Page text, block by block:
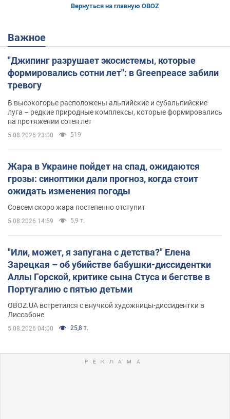
Вернуться на главную OBOZ
Важное
"Джипинг разрушает экосистемы, которые
формировались сотни лет": в Greenpeace забили
тревогу
В высокогорье расположены альпийские и субальпийские
луга – редкие природные комплексы, которые формировались
на протяжении сотен лет
5.08.2026 23:00 519
Жара в Украине пойдет на спад, ожидаются
грозы: синоптики дали прогноз, когда стоит
ожидать изменения погоды
Совсем скоро жара постепенно отступит
5.08.2026 14:59 5,9 т.
"Или, может, я запугана с детства?" Елена
Зарецкая – об убийстве бабушки-диссидентки
Аллы Горской, критике сына Стуса и бегстве в
Португалию с пятью детьми
OBOZ.UA встретился с внучкой художницы-диссидентки в
Лиссабоне
5.08.2026 04:00 25,8 т.